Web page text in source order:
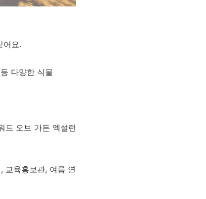
어요.
다양한 식물
드 오브 가든 엑설런
교육홍보관, 여름 연